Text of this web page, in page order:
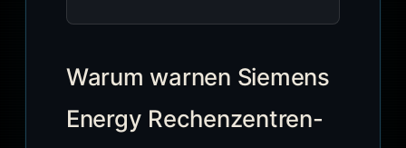
Warum warnen Siemens
Energy Rechenzentren-